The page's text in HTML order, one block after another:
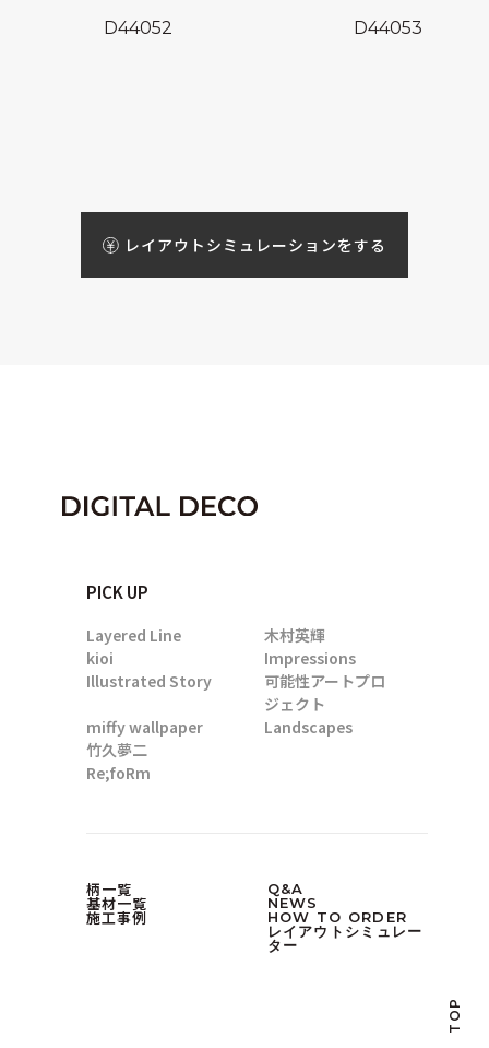
D44052 D44053
レイアウトシミュレーションをする
PICK UP
Layered Line
木村英輝
kioi
Impressions
Illustrated Story
可能性アートプロ
ジェクト
miffy wallpaper
Landscapes
竹久夢二
Re;foRm
柄一覧
基材一覧
施工事例
Q&A
NEWS
HOW TO ORDER
レイアウトシミュレー
ター
TOP